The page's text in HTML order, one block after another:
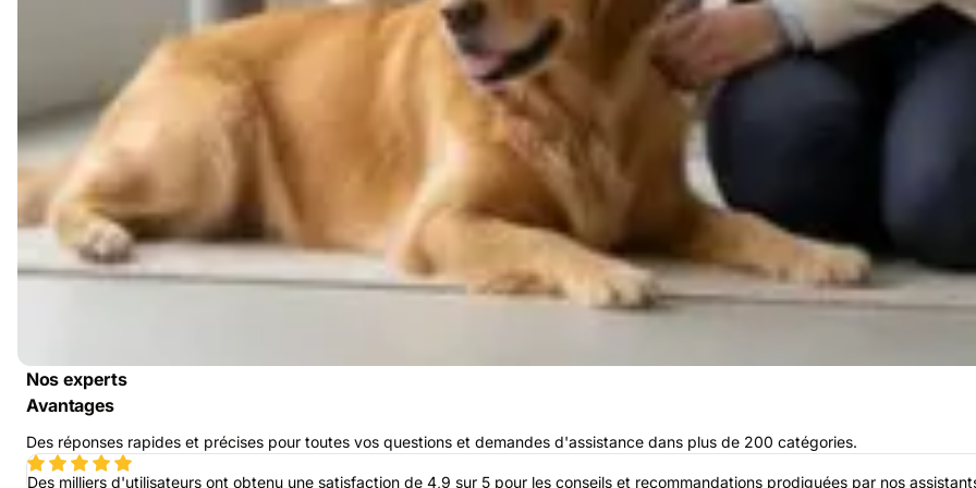
Nos experts
Avantages
Des réponses rapides et précises pour toutes vos questions et demandes d'assistance dans plus de 200 catégories.
Des milliers d'utilisateurs ont obtenu une satisfaction de 4,9 sur 5 pour les conseils et recommandations prodiguées par nos